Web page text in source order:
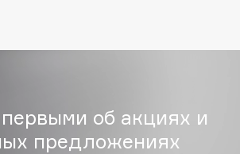
об акциях и
предложениях